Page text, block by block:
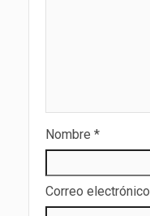
Nombre *
Correo electrónico